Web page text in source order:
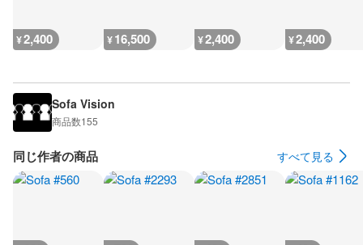
¥2,400 ¥16,500 ¥2,400 ¥2,400
Sofa Vision
商品数155
同じ作者の商品 すべて見る